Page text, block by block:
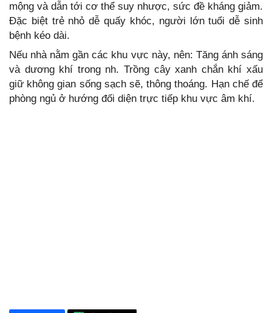
mộng và dẫn tới cơ thể suy nhược, sức đề kháng giảm.
Đặc biệt trẻ nhỏ dễ quấy khóc, người lớn tuổi dễ sinh
bệnh kéo dài.
Nếu nhà nằm gần các khu vực này, nên: Tăng ánh sáng
và dương khí trong nh. Trồng cây xanh chắn khí xấu
giữ không gian sống sạch sẽ, thông thoáng. Hạn chế để
phòng ngủ ở hướng đối diện trực tiếp khu vực âm khí.